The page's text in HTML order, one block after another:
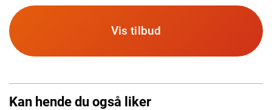
Vis tilbud
Kan hende du også liker